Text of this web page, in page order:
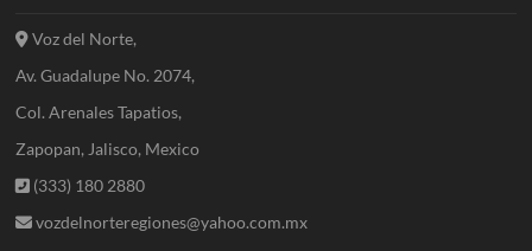
Voz del Norte,
Av. Guadalupe No. 2074,
Col. Arenales Tapatios,
Zapopan, Jalisco, Mexico
(333) 180 2880
vozdelnorteregiones@yahoo.com.mx